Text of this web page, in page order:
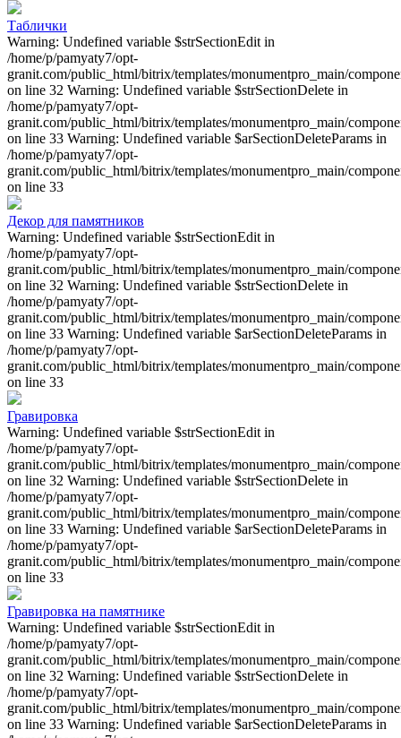
Таблички
Warning: Undefined variable $strSectionEdit in
/home/p/pamyaty7/opt-
granit.com/public_html/bitrix/templates/monumentpro_main/
on line 32 Warning: Undefined variable $strSectionDelete in
/home/p/pamyaty7/opt-
granit.com/public_html/bitrix/templates/monumentpro_main/
on line 33 Warning: Undefined variable $arSectionDeleteParams in
/home/p/pamyaty7/opt-
granit.com/public_html/bitrix/templates/monumentpro_main/
on line 33
Декор для памятников
Warning: Undefined variable $strSectionEdit in
/home/p/pamyaty7/opt-
granit.com/public_html/bitrix/templates/monumentpro_main/
on line 32 Warning: Undefined variable $strSectionDelete in
/home/p/pamyaty7/opt-
granit.com/public_html/bitrix/templates/monumentpro_main/
on line 33 Warning: Undefined variable $arSectionDeleteParams in
/home/p/pamyaty7/opt-
granit.com/public_html/bitrix/templates/monumentpro_main/
on line 33
Гравировка
Warning: Undefined variable $strSectionEdit in
/home/p/pamyaty7/opt-
granit.com/public_html/bitrix/templates/monumentpro_main/
on line 32 Warning: Undefined variable $strSectionDelete in
/home/p/pamyaty7/opt-
granit.com/public_html/bitrix/templates/monumentpro_main/
on line 33 Warning: Undefined variable $arSectionDeleteParams in
/home/p/pamyaty7/opt-
granit.com/public_html/bitrix/templates/monumentpro_main/
on line 33
Гравировка на памятнике
Warning: Undefined variable $strSectionEdit in
/home/p/pamyaty7/opt-
granit.com/public_html/bitrix/templates/monumentpro_main/
on line 32 Warning: Undefined variable $strSectionDelete in
/home/p/pamyaty7/opt-
granit.com/public_html/bitrix/templates/monumentpro_main/
on line 33 Warning: Undefined variable $arSectionDeleteParams in